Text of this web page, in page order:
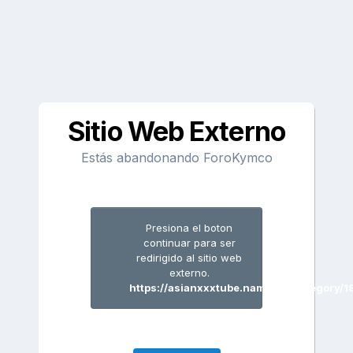
Sitio Web Externo
Estás abandonando ForoKymco
Presiona el boton
continuar para ser
redirigido al sitio web
externo.
https://asianxxxtube.name/en/category/